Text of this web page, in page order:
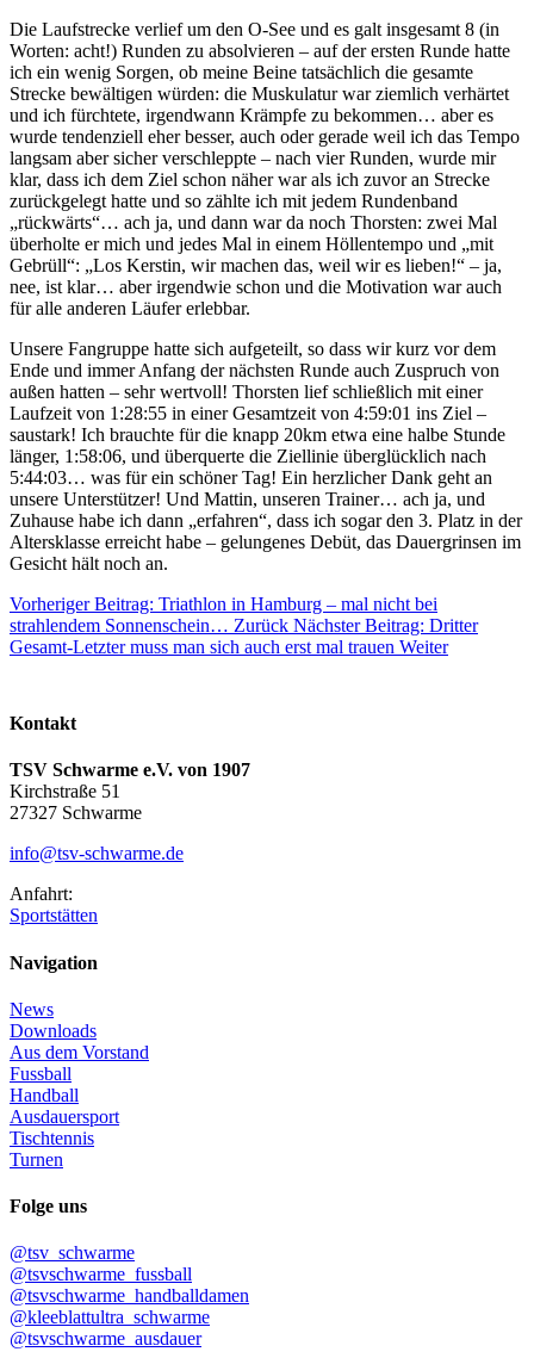
Die Laufstrecke verlief um den O-See und es galt insgesamt 8 (in
Worten: acht!) Runden zu absolvieren – auf der ersten Runde hatte
ich ein wenig Sorgen, ob meine Beine tatsächlich die gesamte
Strecke bewältigen würden: die Muskulatur war ziemlich verhärtet
und ich fürchtete, irgendwann Krämpfe zu bekommen… aber es
wurde tendenziell eher besser, auch oder gerade weil ich das Tempo
langsam aber sicher verschleppte – nach vier Runden, wurde mir
klar, dass ich dem Ziel schon näher war als ich zuvor an Strecke
zurückgelegt hatte und so zählte ich mit jedem Rundenband
„rückwärts“… ach ja, und dann war da noch Thorsten: zwei Mal
überholte er mich und jedes Mal in einem Höllentempo und „mit
Gebrüll“: „Los Kerstin, wir machen das, weil wir es lieben!“ – ja,
nee, ist klar… aber irgendwie schon und die Motivation war auch
für alle anderen Läufer erlebbar.
Unsere Fangruppe hatte sich aufgeteilt, so dass wir kurz vor dem
Ende und immer Anfang der nächsten Runde auch Zuspruch von
außen hatten – sehr wertvoll! Thorsten lief schließlich mit einer
Laufzeit von 1:28:55 in einer Gesamtzeit von 4:59:01 ins Ziel –
saustark! Ich brauchte für die knapp 20km etwa eine halbe Stunde
länger, 1:58:06, und überquerte die Ziellinie überglücklich nach
5:44:03… was für ein schöner Tag! Ein herzlicher Dank geht an
unsere Unterstützer! Und Mattin, unseren Trainer… ach ja, und
Zuhause habe ich dann „erfahren“, dass ich sogar den 3. Platz in der
Altersklasse erreicht habe – gelungenes Debüt, das Dauergrinsen im
Gesicht hält noch an.
Vorheriger Beitrag: Triathlon in Hamburg – mal nicht bei
strahlendem Sonnenschein… Zurück Nächster Beitrag: Dritter
Gesamt-Letzter muss man sich auch erst mal trauen Weiter
Kontakt
TSV Schwarme e.V. von 1907
Kirchstraße 51
27327 Schwarme
info@tsv-schwarme.de
Anfahrt:
Sportstätten
Navigation
News
Downloads
Aus dem Vorstand
Fussball
Handball
Ausdauersport
Tischtennis
Turnen
Folge uns
@tsv_schwarme
@tsvschwarme_fussball
@tsvschwarme_handballdamen
@kleeblattultra_schwarme
@tsvschwarme_ausdauer